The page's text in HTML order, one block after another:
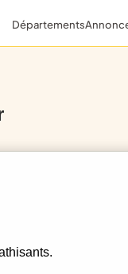
Départements